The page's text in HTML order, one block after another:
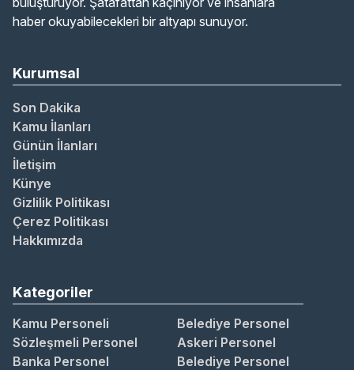
haber okuyabilecekleri bir altyapı sunuyor.
Kurumsal
Son Dakika
Kamu İlanları
Günün İlanları
İletişim
Künye
Gizlilik Politikası
Çerez Politikası
Hakkımızda
Kategoriler
Kamu Personeli
Belediye Personel
Sözleşmeli Personel
Askeri Personel
Banka Personel
Belediye Personel